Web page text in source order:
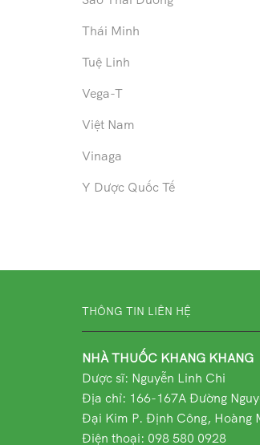
Thái Minh
Tuệ Linh
Vega-T
Việt Nam
Vinaga
Y Dược Quốc Tế
THÔNG TIN LIÊN HỆ
NHÀ THUỐC KHANG KHANG
Dược sĩ: Nguyễn Linh Chi
Địa chỉ: 166-167A Đường
Đại Kim P. Định Công, Hoàng
Điện thoại: 098 580 0928